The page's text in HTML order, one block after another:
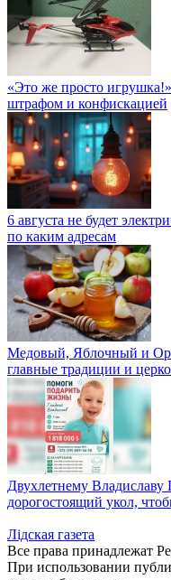
«Это же просто
штрафом и конфискацией
6 августа не будет
по каким адресам
Медовый, Яблочный и
главные традиции и
Двухлетнему Владиславу
дорогостоящий укол,
Лiдская газета
Все права принадлежат
При использовании